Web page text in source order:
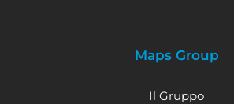
Maps Group
Il Gruppo